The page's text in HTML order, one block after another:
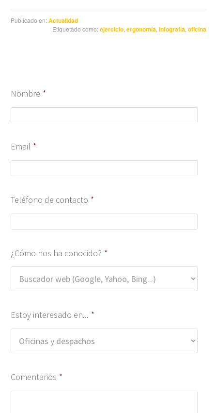
Publicado en:Actualidad
Etiquetado como:ejercicio, ergonomía infografía oficina
Nombre *
Email *
Teléfono de contacto *
¿Cómo nos ha conocido? *
Estoy interesado en... *
Comentarios *